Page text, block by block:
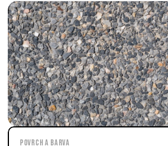
Povrch a barva